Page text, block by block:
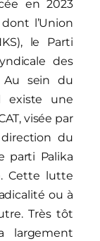
en 2023
l’Union
le Parti
des
Au sein du
existe une
visée par
du
parti Palika
Cette lutte
ou à
Très tôt
largement